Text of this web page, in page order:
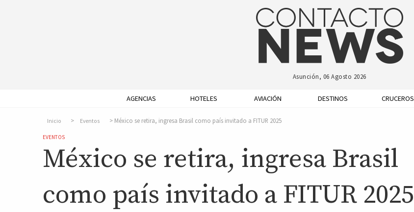
Asunción, 06 Agosto 2026
AGENCIAS HOTELES AVIACIÓN DESTINOS CRUCEROS
Inicio Eventos México se retira, ingresa Brasil como país invitado a FITUR 2025
EVENTOS
México se retira, ingresa Brasil
como país invitado a FITUR 2025